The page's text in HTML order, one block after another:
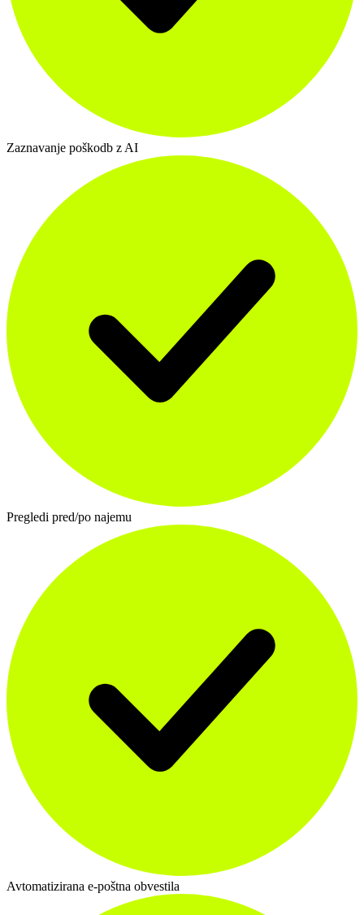
Zaznavanje poškodb z AI
Pregledi pred/po najemu
Avtomatizirana e-poštna obvestila